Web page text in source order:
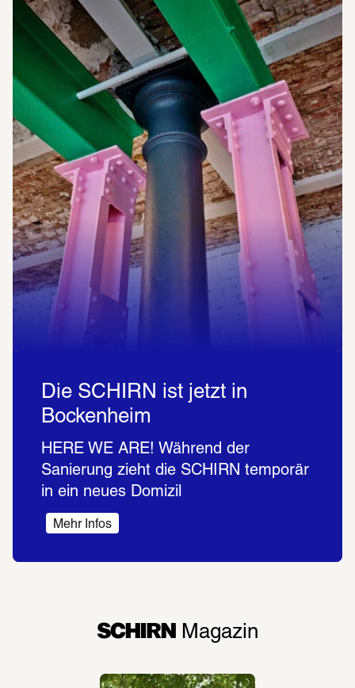
Die SCHIRN ist jetzt in
Bockenheim
HERE WE ARE! Während der
Sanierung zieht die SCHIRN temporär
in ein neues Domizil
Mehr Infos
SCHIRN Magazin